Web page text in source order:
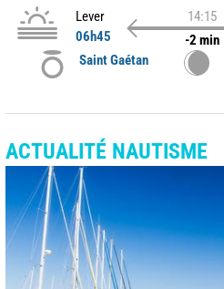
Lever
06h45
14:15
-2 min
Saint Gaétan
ACTUALITÉ NAUTISME